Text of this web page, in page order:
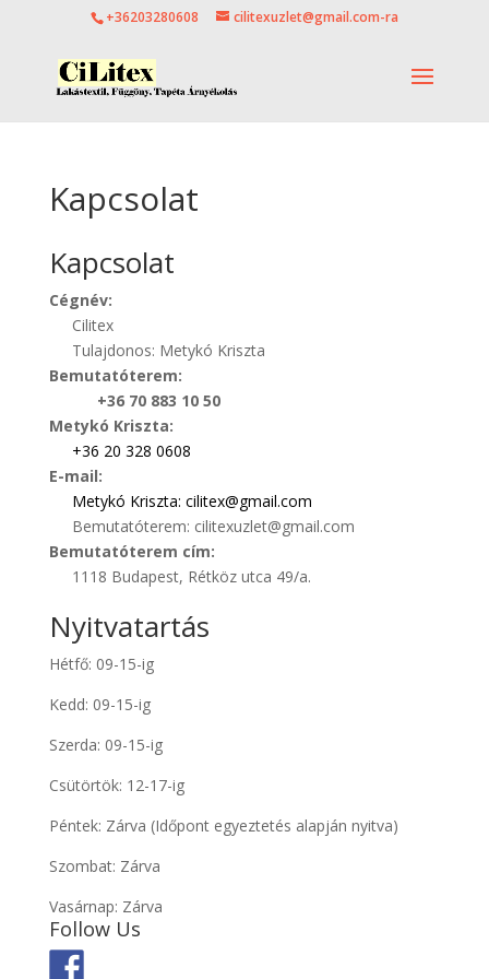
+36203280608 cilitexuzlet@gmail.com-ra
Kapcsolat
Kapcsolat
Cégnév:
Cilitex
Tulajdonos: Metykó Kriszta
Bemutatóterem:
+36 70 883 10 50
Metykó Kriszta:
+36 20 328 0608
E-mail:
Metykó Kriszta: cilitex@gmail.com
Bemutatóterem: cilitexuzlet@gmail.com
Bemutatóterem cím:
1118 Budapest, Rétköz utca 49/a.
Nyitvatartás
Hétfő: 09-15-ig
Kedd: 09-15-ig
Szerda: 09-15-ig
Csütörtök: 12-17-ig
Péntek: Zárva (Időpont egyeztetés alapján nyitva)
Szombat: Zárva
Vasárnap: Zárva
Follow Us